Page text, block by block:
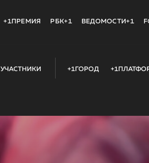
+1ПРЕМИЯ РБК+1 ВЕДОМОСТИ+1
УЧАСТНИКИ +1ГОРОД